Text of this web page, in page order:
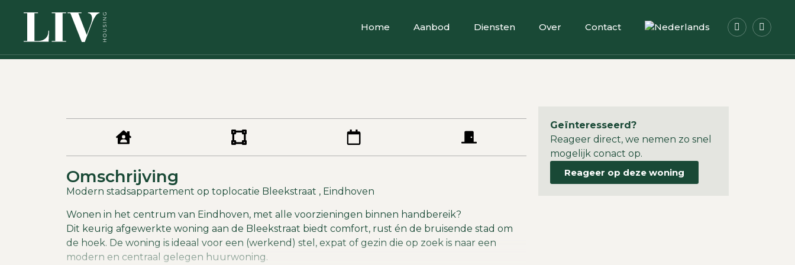
Home Aanbod Diensten Over Contact
Omschrijving
Modern stadsappartement op toplocatie Bleekstraat , Eindhoven
Wonen in het centrum van Eindhoven, met alle voorzieningen binnen handbereik?
Dit keurig afgewerkte woning aan de Bleekstraat biedt comfort, rust én de bruisende stad om
de hoek. De woning is ideaal voor een (werkend) stel, expat of gezin die op zoek is naar een
modern en centraal gelegen huurwoning.
Geïnteresseerd?
Reageer direct, we nemen zo snel
mogelijk conact op.
Reageer op deze woning